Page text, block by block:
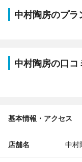
中村陶房のプラ
中村陶房の口コ
基本情報・アクセス
店舗名 中村